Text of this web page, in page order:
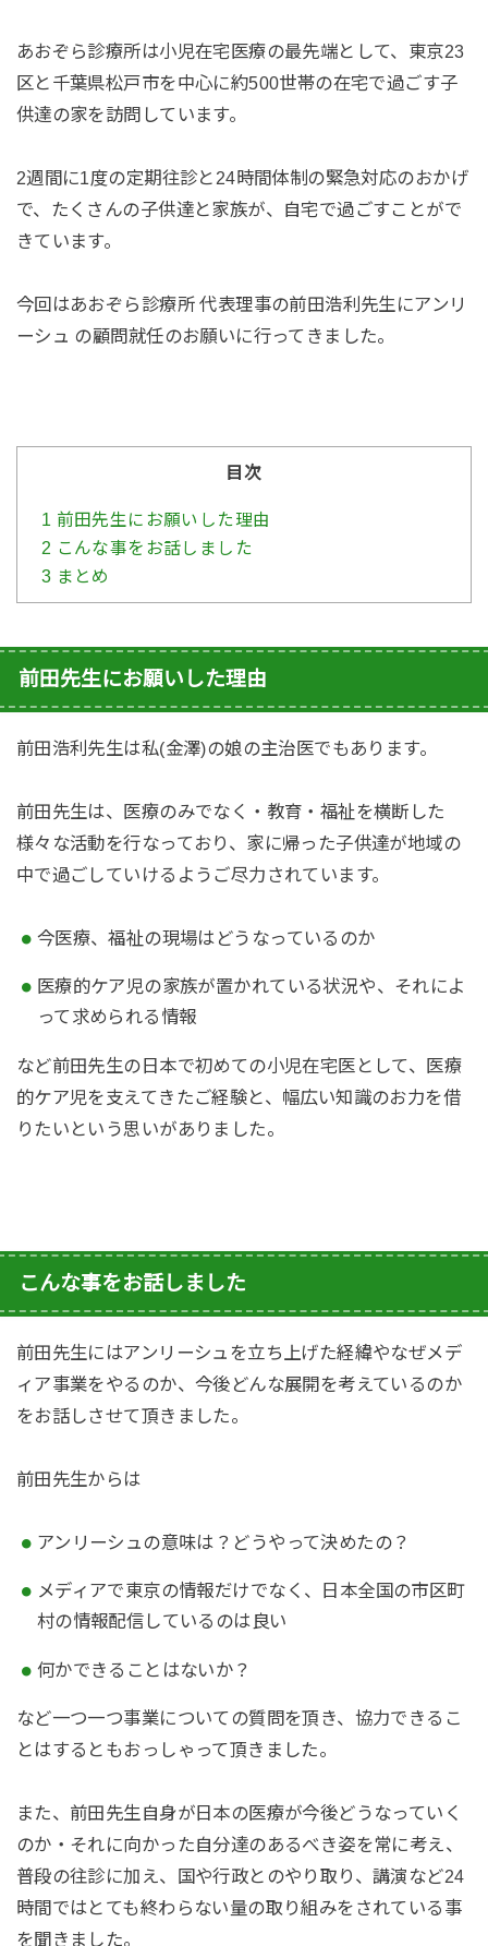
あおぞら診療所は小児在宅医療の最先端として、東京23
区と千葉県松戸市を中心に約500世帯の在宅で過ごす子
供達の家を訪問しています。
2週間に1度の定期往診と24時間体制の緊急対応のおかげ
で、たくさんの子供達と家族が、自宅で過ごすことがで
きています。
今回はあおぞら診療所 代表理事の前田浩利先生にアンリ
ーシュ の顧問就任のお願いに行ってきました。
目次
1 前田先生にお願いした理由
2 こんな事をお話しました
3 まとめ
前田先生にお願いした理由
前田浩利先生は私(金澤)の娘の主治医でもあります。
前田先生は、医療のみでなく・教育・福祉を横断した
様々な活動を行なっており、家に帰った子供達が地域の
中で過ごしていけるようご尽力されています。
今医療、福祉の現場はどうなっているのか
医療的ケア児の家族が置かれている状況や、それによ
って求められる情報
など前田先生の日本で初めての小児在宅医として、医療
的ケア児を支えてきたご経験と、幅広い知識のお力を借
りたいという思いがありました。
こんな事をお話しました
前田先生にはアンリーシュを立ち上げた経緯やなぜメデ
ィア事業をやるのか、今後どんな展開を考えているのか
をお話しさせて頂きました。
前田先生からは
アンリーシュの意味は？どうやって決めたの？
メディアで東京の情報だけでなく、日本全国の市区町
村の情報配信しているのは良い
何かできることはないか？
など一つ一つ事業についての質問を頂き、協力できるこ
とはするともおっしゃって頂きました。
また、前田先生自身が日本の医療が今後どうなっていく
のか・それに向かった自分達のあるべき姿を常に考え、
普段の往診に加え、国や行政とのやり取り、講演など24
時間ではとても終わらない量の取り組みをされている事
を聞きました。